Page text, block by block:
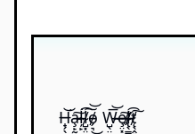
H̶̟̗̖̘̗͘͜͝a̴̵̷̵̶̧̙̰̮͇͠ļ̵̙͘͡l̸̴̺͓̤͠͝o̸̵̵̗͉͜ W̴̵̶̶̺̖̤̣͞͝ȩ̶̶̸̤͓̣͎̙̳͠l̴̸̶̸̴̢̖̳̱͡t̸̷̨̖̭̱͠